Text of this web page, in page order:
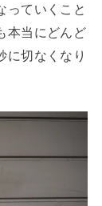
っていくこと
本当にどんど
に切なくなり